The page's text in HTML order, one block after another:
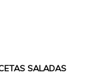
SALADAS